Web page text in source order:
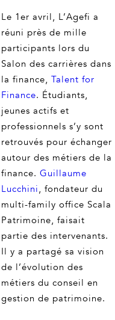
Le 1er avril, L’Agefi a
réuni près de mille
participants lors du
Salon des carrières dans
la finance, Talent for
Finance. Étudiants,
jeunes actifs et
professionnels s’y sont
retrouvés pour échanger
autour des métiers de la
finance. Guillaume
Lucchini, fondateur du
multi-family office Scala
Patrimoine, faisait
partie des intervenants.
Il y a partagé sa vision
de l’évolution des
métiers du conseil en
gestion de patrimoine.